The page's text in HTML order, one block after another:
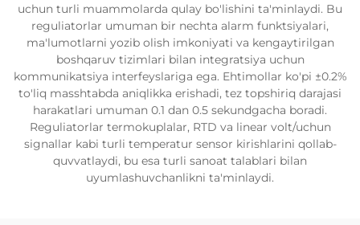
uchun turli muammolarda qulay bo'lishini ta'minlaydi. Bu
reguliatorlar umuman bir nechta alarm funktsiyalari,
ma'lumotlarni yozib olish imkoniyati va kengaytirilgan
boshqaruv tizimlari bilan integratsiya uchun
kommunikatsiya interfeyslariga ega. Ehtimollar ko'pi ±0.2%
to'liq masshtabda aniqlikka erishadi, tez topshiriq darajasi
harakatlari umuman 0.1 dan 0.5 sekundgacha boradi.
Reguliatorlar termokuplalar, RTD va linear volt/uchun
signallar kabi turli temperatur sensor kirishlarini qollab-
quvvatlaydi, bu esa turli sanoat talablari bilan
uyumlashuvchanlikni ta'minlaydi.